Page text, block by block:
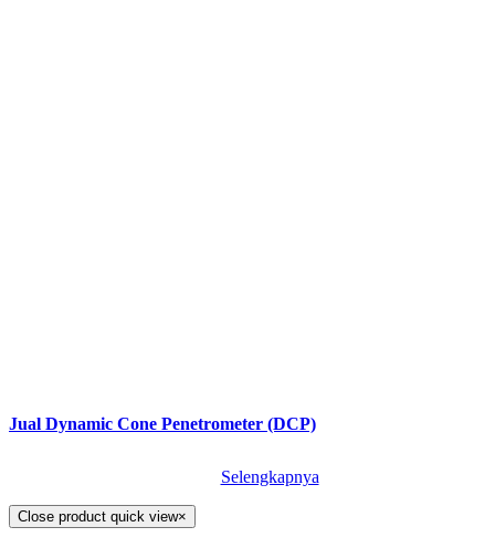
Jual Dynamic Cone Penetrometer (DCP)
Selengkapnya
Close product quick view×